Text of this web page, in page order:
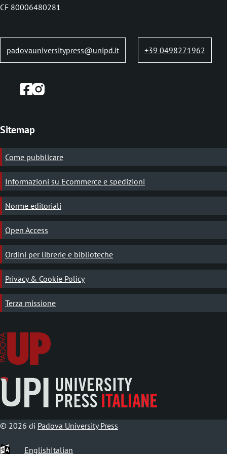
b
CF 80006480281
padovauniversitypress@unipd.it +39 0498271962
Sitemap
Come pubblicare
Informazioni su Ecommerce e spedizioni
Norme editoriali
Open Access
Ordini per librerie e biblioteche
Privacy & Cookie Policy
Terza missione
© 2026 di Padova University Press
EnglishItalian